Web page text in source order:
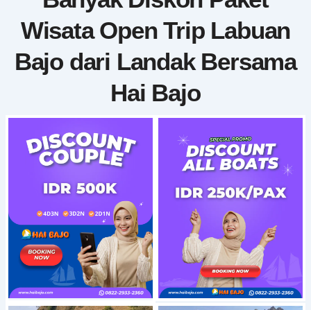
Wisata Open Trip Labuan
Bajo dari Landak Bersama
Hai Bajo